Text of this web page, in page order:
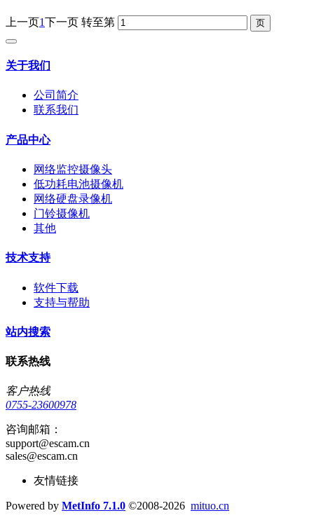
上一页1下一页 转至第
关于我们
公司简介
联系我们
产品中心
网络监控摄像头
低功耗电池摄像机
网络硬盘录像机
门铃摄像机
其他
技术支持
软件下载
支持与帮助
站内搜索
联系热线
客户热线
0755-23600978
咨询邮箱：
support@escam.cn
sales@escam.cn
友情链接
Powered by MetInfo 7.1.0 ©2008-2026 mituo.cn